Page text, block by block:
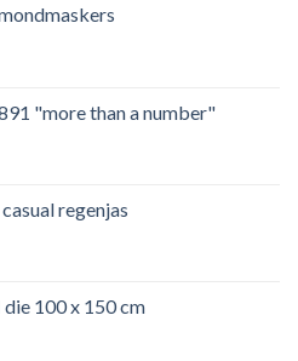
"more than a number"
regenjas
100 x 150 cm